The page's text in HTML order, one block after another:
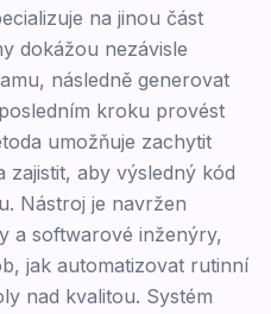
na jinou část
dokážou nezávisle
následně generovat
kroku provést
umožňuje zachytit
aby výsledný kód
Nástroj je navržen
a softwarové inženýry,
jak automatizovat rutinní
nad kvalitou. Systém